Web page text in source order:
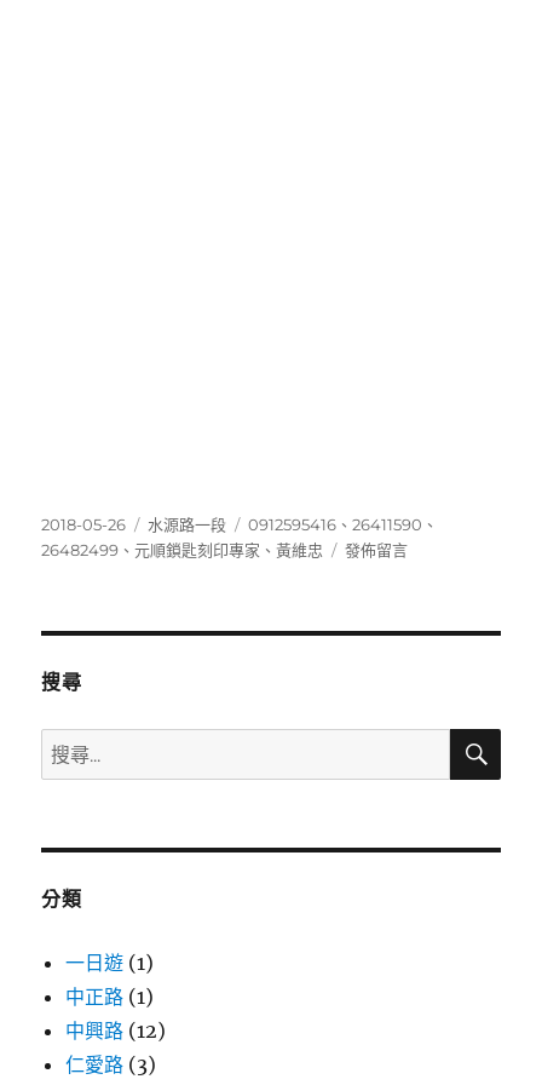
發
佈
2018-05-26
分
類
水源路一段
標
籤
0912595416 、26411590 、
26482499 、元順鎖匙刻印專家 、黃維忠
在
發佈留言
搜尋
搜
尋
鍵
搜
分類
一日遊 (1)
中正路 (1)
中興路 (12)
仁愛路 (3)